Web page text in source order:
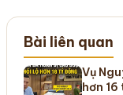
Bài liên quan
Vụ
hơn 16